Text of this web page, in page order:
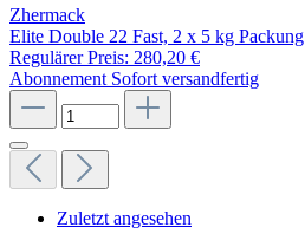
Zhermack
Elite Double 22 Fast, 2 x 5 kg Packung
Regulärer Preis: 280,20 €
Abonnement Sofort versandfertig
Zuletzt angesehen